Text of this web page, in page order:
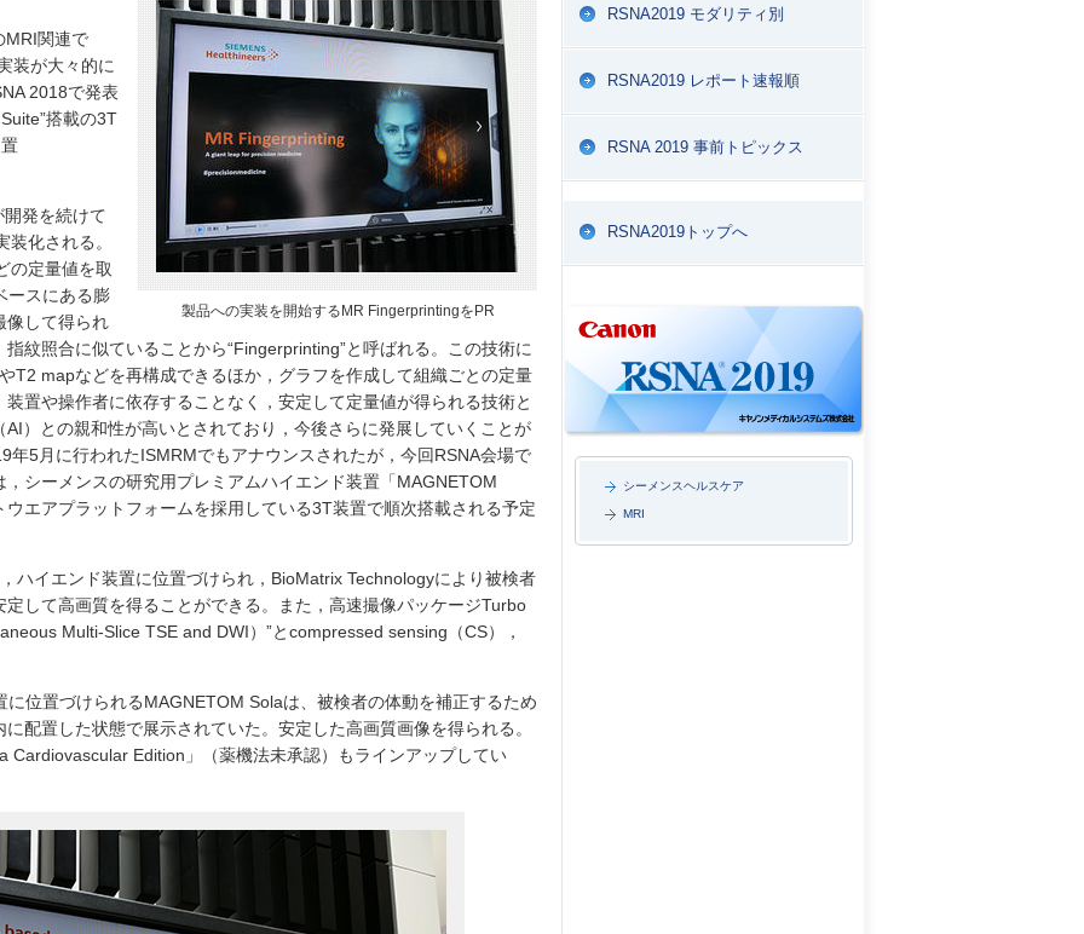
製品への実装を開始するMR FingerprintingをPR
MRI関連で
装が大々的に
2018で発表
搭載の3T
発を続けて
化される。
の定量値を取
ースにある膨
像して得られ
紋照合に似ていることから“Fingerprinting”と呼ばれる。この技術に
T2 mapなどを再構成できるほか，グラフを作成して組織ごとの定量
置や操作者に依存することなく，安定して定量値が得られる技術と
）との親和性が高いとされており，今後さらに発展していくことが
年5月に行われたISMRMでもアナウンスされたが，今回RSNA会場で
シーメンスの研究用プレミアムハイエンド装置「MAGNETOM
エアプラットフォームを採用している3T装置で順次搭載される予定
ハイエンド装置に位置づけられ，BioMatrix Technologyにより被検者
して高画質を得ることができる。また，高速撮像パッケージTurbo
Multi-Slice TSE and DWI）”とcompressed sensing（CS），
位置づけられるMAGNETOM Solaは、被検者の体動を補正するため
配置した状態で展示されていた。安定した高画質画像を得られる。
Cardiovascular Edition」（薬機法未承認）もラインアップしてい
RSNA2019 モダリティ別
RSNA2019 レポート速報順
RSNA 2019 事前トピックス
RSNA2019トップへ
シーメンスヘルスケア
MRI